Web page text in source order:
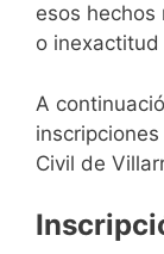
esos hechos
o
A
Civil de